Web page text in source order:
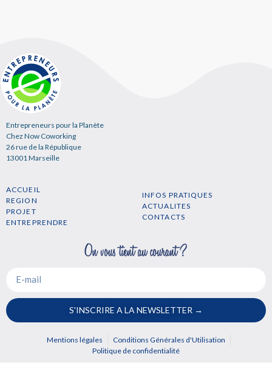
Entrepreneurs pour la Planète
Chez Now Coworking
26 rue de la République
13001 Marseille
ACCUEIL
REGION
PROJET
ENTREPRENDRE
INFOS PRATIQUES
ACTUALITES
CONTACTS
S'INSCRIRE A LA NEWSLETTER →
Mentions légales
Conditions Générales d'Utilisation
Politique de confidentialité